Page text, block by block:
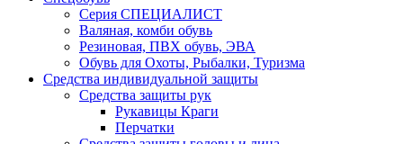
Серия СПЕЦИАЛИСТ
Валяная, комби обувь
Резиновая, ПВХ обувь, ЭВА
Обувь для Охоты, Рыбалки, Туризма
Средства индивидуальной защиты
Средства защиты рук
Рукавицы Краги
Перчатки